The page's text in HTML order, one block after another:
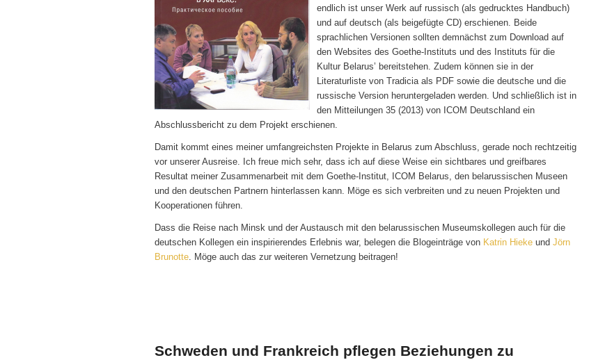
endlich ist unser Werk auf russisch (als gedrucktes Handbuch)
und auf deutsch (als beigefügte CD) erschienen. Beide
sprachlichen Versionen sollten demnächst zum Download auf
den Websites des Goethe-Instituts und des Instituts für die
Kultur Belarus’ bereitstehen. Zudem können sie in der
Literaturliste von Tradicia als PDF sowie die deutsche und die
russische Version heruntergeladen werden. Und schließlich ist in
den Mitteilungen 35 (2013) von ICOM Deutschland ein
Abschlussbericht zu dem Projekt erschienen.
Damit kommt eines meiner umfangreichsten Projekte in Belarus zum Abschluss, gerade noch rechtzeitig
vor unserer Ausreise. Ich freue mich sehr, dass ich auf diese Weise ein sichtbares und greifbares
Resultat meiner Zusammenarbeit mit dem Goethe-Institut, ICOM Belarus, den belarussischen Museen
und den deutschen Partnern hinterlassen kann. Möge es sich verbreiten und zu neuen Projekten und
Kooperationen führen.
Dass die Reise nach Minsk und der Austausch mit den belarussischen Museumskollegen auch für die
deutschen Kollegen ein inspirierendes Erlebnis war, belegen die Blogeinträge von Katrin Hieke und Jörn
Brunotte. Möge auch das zur weiteren Vernetzung beitragen!
Schweden und Frankreich pflegen Beziehungen zu